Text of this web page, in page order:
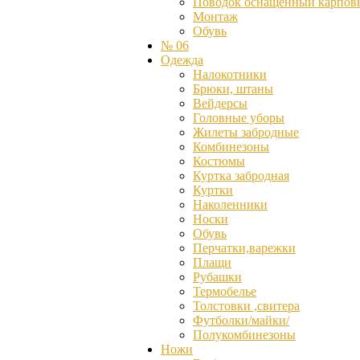
Монтаж
Обувь
№ 06
Одежда
Налокотники
Брюки, штаны
Вейдерсы
Головные уборы
Жилеты забродные
Комбинезоны
Костюмы
Куртка забродная
Куртки
Наколенники
Носки
Обувь
Перчатки,варежки
Плащи
Рубашки
Термобелье
Толстовки ,свитера
Футболки/майки/
Полукомбинезоны
Ножи